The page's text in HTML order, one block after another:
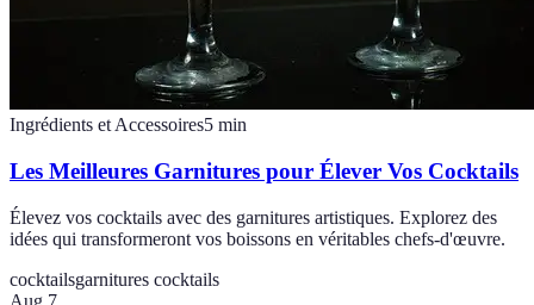
Ingrédients et Accessoires5 min
Les Meilleures Garnitures pour Élever Vos Cocktails
Élevez vos cocktails avec des garnitures artistiques. Explorez des
idées qui transformeront vos boissons en véritables chefs-d'œuvre.
cocktailsgarnitures cocktails
Aug 7